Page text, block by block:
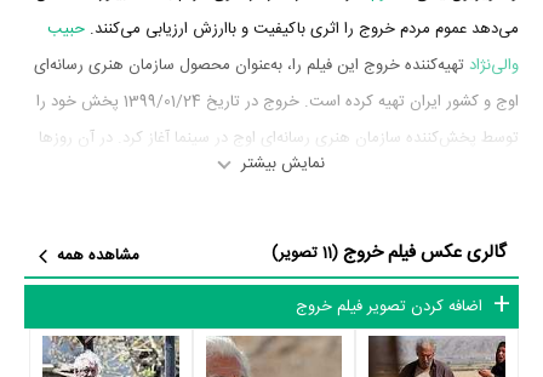
می‌دهد عموم مردم خروج را اثری باکیفیت و باارزش ارزیابی می‌کنند. حبیب
والی‌نژاد تهیه‌کننده خروج این فیلم را، به‌عنوان محصول سازمان هنری رسانه‌ای
اوج و کشور ایران تهیه کرده است. خروج در تاریخ 1399/01/24 پخش خود را
توسط پخش‌کننده سازمان هنری رسانه‌ای اوج در سینما آغاز کرد. در آن روزها
بازیگران فیلم خروج چه کسانی هستند؟ در خروج بازیگرانی چونفرامرز
قریبیان،جهانگیر الماسی،آتش تقی‌پور،محمدرضا شریفی‌نیا،محمد فیلی،اکبر
رحمتیوسام قریبیان
به ایفای نقش و بازیگری پرداخته‌اند. در فیلم خروج حدود
نمایش بیشتر
گالری عکس فیلم خروج(11 تصویر)
مشاهده همه
اضافه کردن تصویر فیلم خروج